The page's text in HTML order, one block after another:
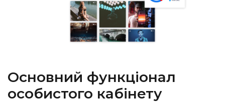
Основний функціонал
особистого кабінету